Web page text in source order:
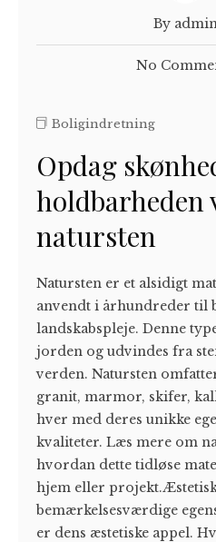
By
No
Boligindretning
Opdag
holdbarheden
natursten
Natursten er et alsidigt
anvendt i århundreder til
landskabspleje. Denne
jorden og udvindes fra
verden. Natursten
granit, marmor, skifer,
hver med deres unikke
kvaliteter. Læs mere om
hvordan dette tidløse
hjem eller
bemærkelsesværdige
er dens æstetiske appel.